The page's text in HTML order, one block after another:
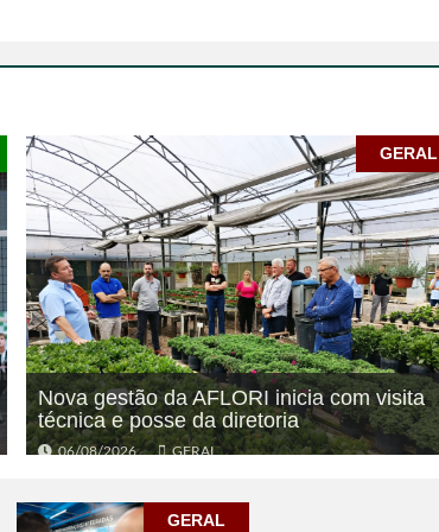
GERAL
Nova gestão da AFLORI inicia com visita
técnica e posse da diretoria
06/08/2026 GERAL
GERAL